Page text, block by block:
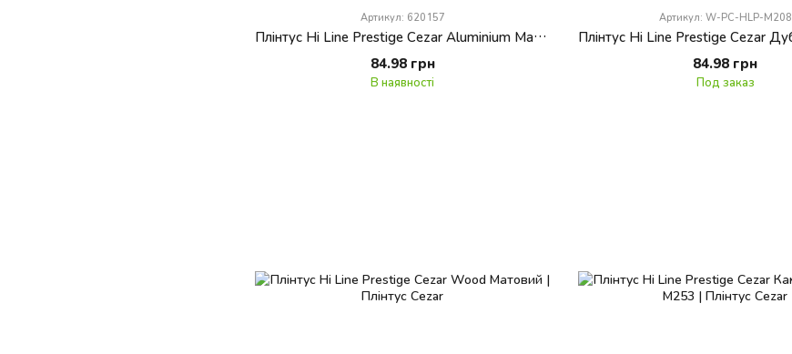
Артикул: 620157
Плінтус Hi Line Prestige Cezar Aluminium Матовий M201
84.98 грн
В наявності
Артикул: W-PC-HLP-M208
84.98 грн
Под заказ